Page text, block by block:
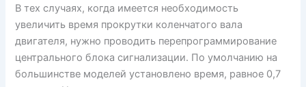
В тех случаях, когда имеется необходимость
увеличить время прокрутки коленчатого вала
двигателя, нужно проводить перепрограммирование
центрального блока сигнализации. По умолчанию на
большинстве моделей установлено время, равное 0,7